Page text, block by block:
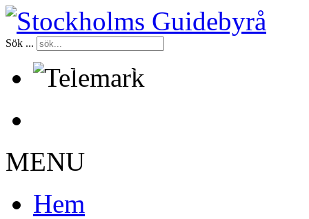
Sök ...
Certifierade kurser sedan 1998
MENU
Hem